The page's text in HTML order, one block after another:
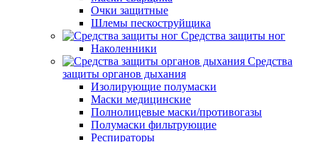
Очки защитные
Шлемы пескоструйщика
Средства защиты ног
Наколенники
Средства
защиты органов дыхания
Изолирующие полумаски
Маски медицинские
Полнолицевые маски/противогазы
Полумаски фильтрующие
Респираторы